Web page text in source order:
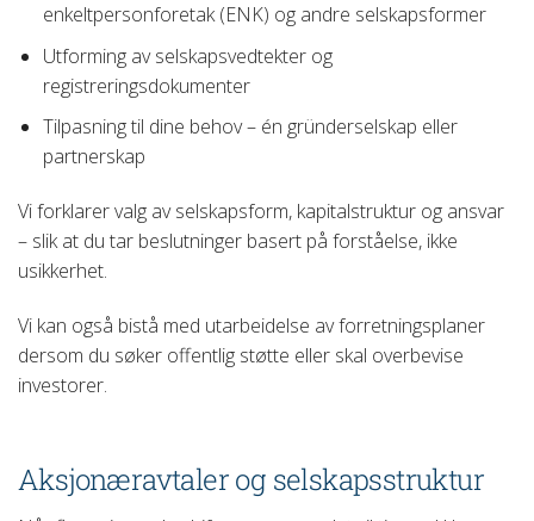
enkeltpersonforetak (ENK) og andre selskapsformer
Utforming av selskapsvedtekter og
registreringsdokumenter
Tilpasning til dine behov – én gründerselskap eller
partnerskap
Vi forklarer valg av selskapsform, kapitalstruktur og ansvar
– slik at du tar beslutninger basert på forståelse, ikke
usikkerhet.
Vi kan også bistå med utarbeidelse av forretningsplaner
dersom du søker offentlig støtte eller skal overbevise
investorer.
Aksjonæravtaler og selskapsstruktur